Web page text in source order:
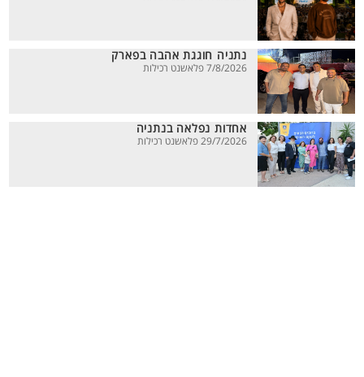
נתניה חוגגת אהבה בפארק
7/8/2026 פלאשנט רכילות
אחדות נפלאה בנתניה
29/7/2026 פלאשנט רכילות